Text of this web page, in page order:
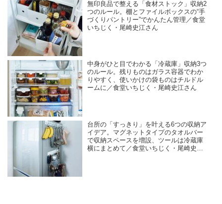
無印良品で整える「食材ストック」収納2
つのルール。棚とファイルボックスの“手
づくりパントリー”でかんたん管理／食堂
いちじく・尾崎史江さん
中身がひと目でわかる「冷蔵庫」収納3つ
のルール。残りものはガラス容器でわか
りやすく、使いかけの袋ものはチルドル
ームに／食堂いちじく・尾崎史江さん
台所の「すっきり」を叶える6つの収納ア
イデア。マグネットタイプのタオルバー
で収納スペースを増設、ツールは冷蔵庫
横にまとめて／食堂いちじく・尾崎史江